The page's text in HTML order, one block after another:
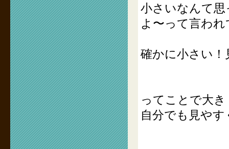
小さいなんて
よ〜って言わ
確かに小さい
ってことで大
自分でも見や